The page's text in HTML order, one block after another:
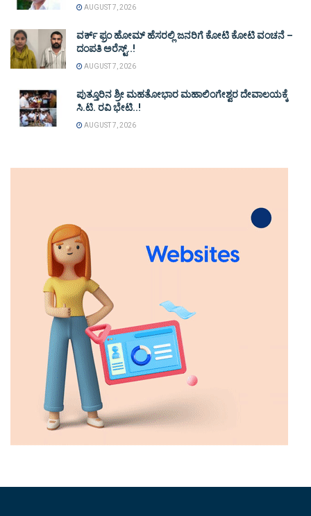
AUGUST 7, 2026
ವರ್ಕ್ ಫ್ರಂ ಹೋಮ್ ಹೆಸರಲ್ಲಿ ಜನರಿಗೆ ಕೋಟಿ ಕೋಟಿ ವಂಚನೆ –
ದಂಪತಿ ಅರೆಸ್ಟ್..!
AUGUST 7, 2026
ಪುತ್ತೂರಿನ ಶ್ರೀ ಮಹತೋಭಾರ ಮಹಾಲಿಂಗೇಶ್ವರ ದೇವಾಲಯಕ್ಕೆ
ಸಿ.ಟಿ. ರವಿ ಭೇಟಿ..!
AUGUST 7, 2026